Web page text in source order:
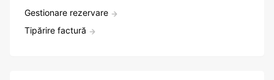
Gestionare rezervare
Tipărire factură